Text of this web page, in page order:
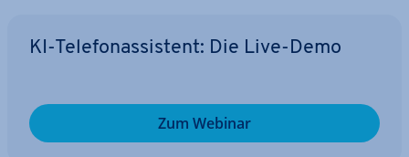
KI-Te­le­fon­as­sis­tent: Die Live-Demo
Zum Webinar